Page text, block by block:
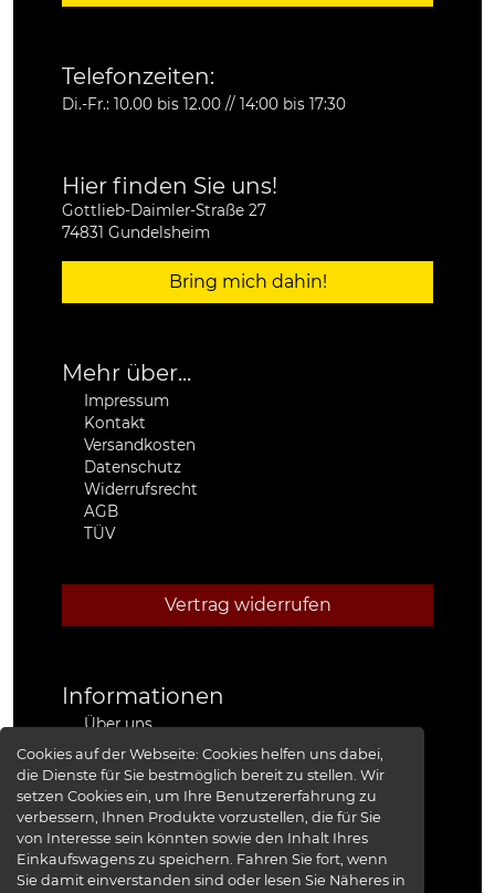
Cookies auf der Webseite:Cookies helfen uns dabei,
die Dienste für Sie bestmöglich bereit zu stellen. Wir
setzen Cookies ein, um Ihre Benutzererfahrung zu
verbessern, Ihnen Produkte vorzustellen, die für Sie
von Interesse sein könnten sowie den Inhalt Ihres
Einkaufswagens zu speichern. Fahren Sie fort, wenn
Sie damit einverstanden sind oder lesen Sie Näheres in
Telefonzeiten:
Di.-Fr.: 10.00 bis 12.00 // 14:00 bis 17:30
Hier finden Sie uns!
Gottlieb-Daimler-Straße 27
74831 Gundelsheim
Bring mich dahin!
Mehr über...
Impressum
Kontakt
Versandkosten
Datenschutz
Widerrufsrecht
AGB
TÜV
Vertrag widerrufen
Informationen
Über uns
Stützpunkthändler
4x4 Kfz-Meister Werkstatt Jeep®
Presse
Red Baron I
Red Baron II
XRRA
Bildergalerie